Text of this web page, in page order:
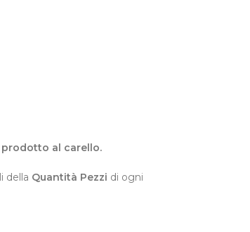
al carello.
della Quantità Pezzi di ogni